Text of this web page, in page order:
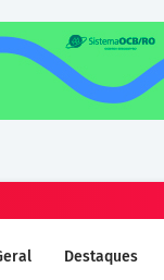
Destaques